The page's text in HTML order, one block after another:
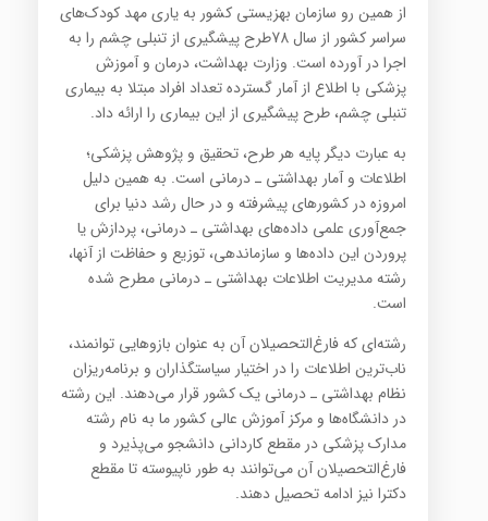
از همین رو سازمان بهزیستی کشور به یاری مهد کودک‌های
سراسر کشور از سال 78طرح پیشگیری از تنبلی چشم را به
اجرا در آورده است. وزارت بهداشت، درمان و آموزش
پزشکی با اطلاع از آمار گسترده تعداد افراد مبتلا به بیماری
تنبلی چشم، طرح پیشگیری از این بیماری را ارائه داد.
به عبارت دیگر پایه هر طرح، تحقیق و پژوهش پزشکی؛
اطلاعات و آمار بهداشتی ـ درمانی است. به همین دلیل
امروزه در کشورهای پیشرفته و در حال رشد دنیا برای
جمع‌آوری علمی داده‌های بهداشتی ـ درمانی، پردازش یا
پروردن این داده‌ها و سازماندهی، توزیع و حفاظت از آنها،
رشته مدیریت اطلاعات بهداشتی ـ درمانی مطرح شده
است.
رشته‌ای که فارغ‌التحصیلان آن به عنوان بازوهایی توانمند،
ناب‌ترین اطلاعات را در اختیار سیاستگذاران و برنامه‌ریزان
نظام بهداشتی ـ‌ درمانی یک کشور قرار می‌دهند. این رشته
در دانشگاه‌ها و مرکز آموزش عالی کشور ما به نام رشته
مدارک پزشکی در مقطع کاردانی دانشجو می‌پذیرد و
فارغ‌التحصیلان آن می‌توانند به طور ناپیوسته تا مقطع
دکترا نیز ادامه تحصیل دهند.